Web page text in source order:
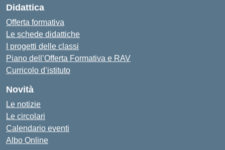
Didattica
Offerta formativa
Le schede didattiche
I progetti delle classi
Piano dell’Offerta Formativa e RAV
Curricolo d’istituto
Novità
Le notizie
Le circolari
Calendario eventi
Albo Online